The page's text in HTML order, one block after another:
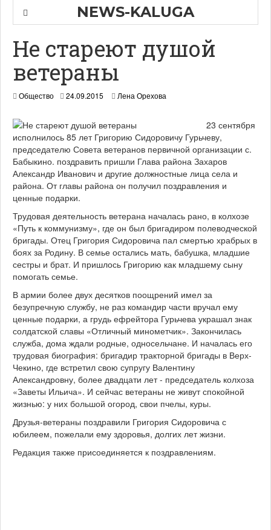
NEWS-KALUGA
Не стареют душой
ветераны
Общество 24.09.2015
0
9
0
1
5
Лена Орехова
23 сентября
исполнилось 85 лет Григорию Сидоровичу Гурьчеву,
председателю Совета ветеранов первичной организации с.
Бабыкино. поздравить пришли Глава района Захаров
Александр Иванович и другие должностные лица села и
района. От главы района он получил поздравления и
ценные подарки.
Трудовая деятельность ветерана началась рано, в колхозе
«Путь к коммунизму», где он был бригадиром полеводческой
бригады. Отец Григория Сидоровича пал смертью храбрых в
боях за Родину. В семье остались мать, бабушка, младшие
сестры и брат. И пришлось Григорию как младшему сыну
помогать семье.
В армии более двух десятков поощрений имел за
безупречную службу, не раз командир части вручал ему
ценные подарки, а грудь ефрейтора Гурьчева украшал знак
солдатской славы «Отличный минометчик». Закончилась
служба, дома ждали родные, односельчане. И началась его
трудовая биография: бригадир тракторной бригады в Верх-
Чекино, где встретил свою супругу Валентину
Александровну, более двадцати лет - председатель колхоза
«Заветы Ильича». И сейчас ветераны не живут спокойной
жизнью: у них большой огород, свои пчелы, куры.
Друзья-ветераны поздравили Григория Сидоровича с
юбилеем, пожелали ему здоровья, долгих лет жизни.
Редакция также присоединяется к поздравлениям.